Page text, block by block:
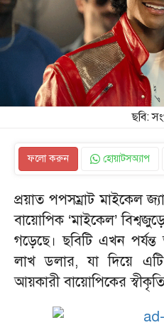
ছবি:
ফলো করুন হোয়াটসঅ্যাপ
প্রয়াত পপসম্রাট মাইকেল
বায়োপিক ‘মাইকেল’
গড়েছে। ছবিটি এখন
লাখ ডলার, যা দিয়ে এটি
আয়কারী বায়োপিকের